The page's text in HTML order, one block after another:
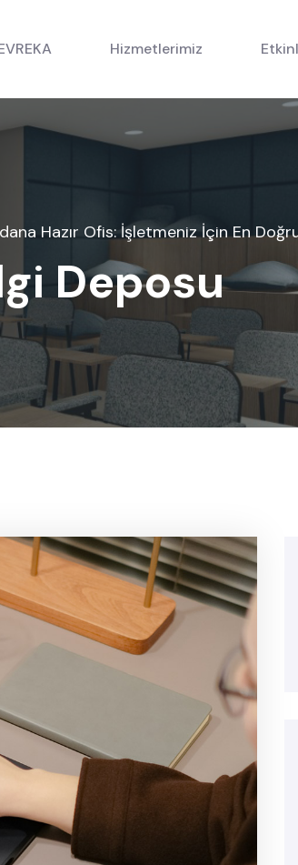
Hizmetlerimiz
Hazır Ofis: İşletmeniz İçin En
Deposu